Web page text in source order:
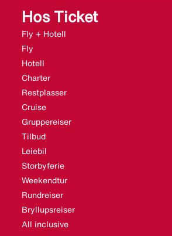
Hos Ticket
Fly + Hotell
Fly
Hotell
Charter
Restplasser
Cruise
Gruppereiser
Tilbud
Leiebil
Storbyferie
Weekendtur
Rundreiser
Bryllupsreiser
All inclusive